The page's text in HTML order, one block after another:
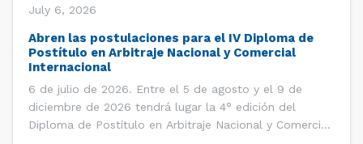
July 6, 2026
Abren las postulaciones para el IV Diploma de
Postítulo en Arbitraje Nacional y Comercial
Internacional
6 de julio de 2026. Entre el 5 de agosto y el 9 de
diciembre de 2026 tendrá lugar la 4° edición del
Diploma de Postítulo en Arbitraje Nacional y Comercial